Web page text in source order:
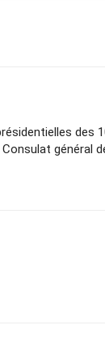
des
général